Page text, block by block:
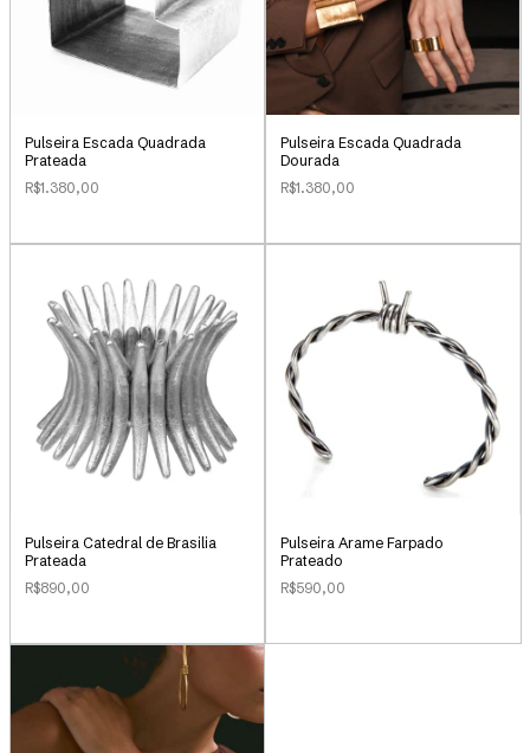
Pulseira Escada Quadrada
Prateada
R$1.380,00
Pulseira Escada Quadrada
Dourada
R$1.380,00
Pulseira Catedral de Brasilia
Prateada
R$890,00
Pulseira Arame Farpado
Prateado
R$590,00